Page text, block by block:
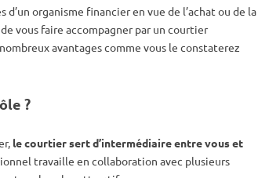
organisme financier en vue de l’achat ou de la
vous faire accompagner par un courtier
avantages comme vous le constaterez
?
le courtier sert d’intermédiaire entre vous et
travaille en collaboration avec plusieurs